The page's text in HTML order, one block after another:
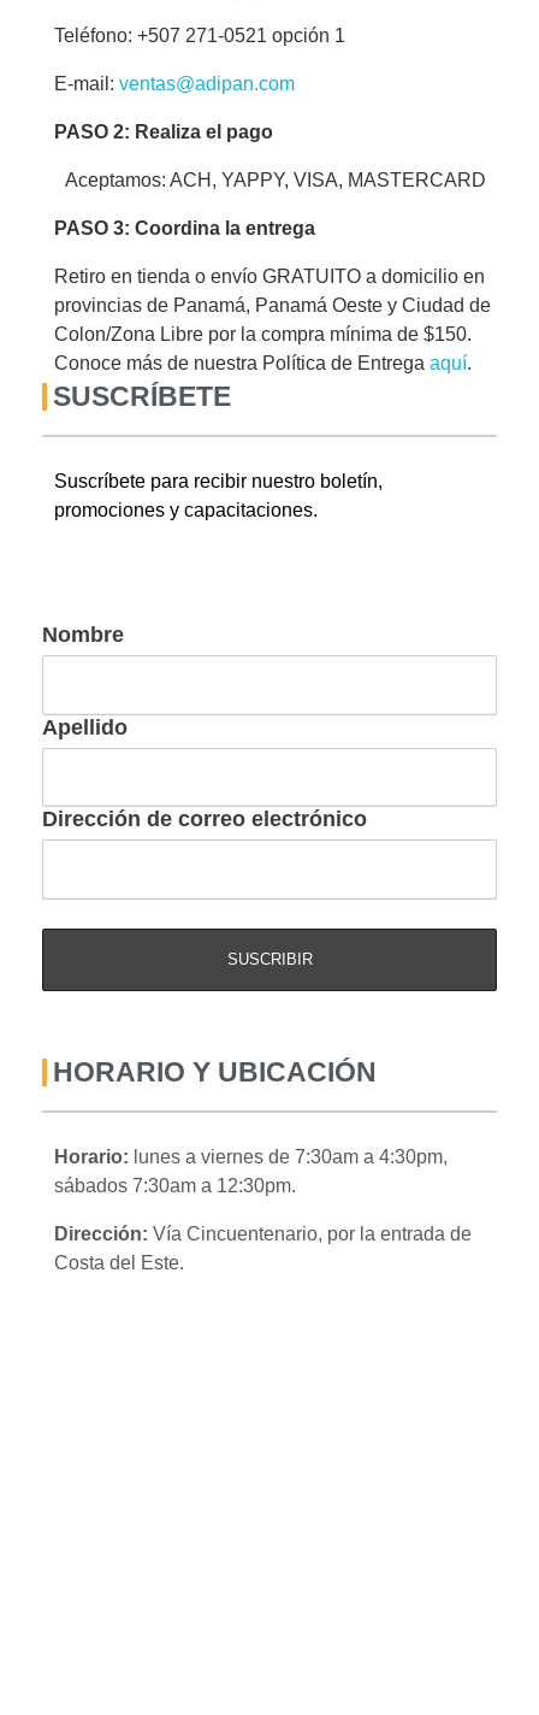
Teléfono: +507 271-0521 opción 1
E-mail: ventas@adipan.com
PASO 2: Realiza el pago
Aceptamos: ACH, YAPPY, VISA, MASTERCARD
PASO 3: Coordina la entrega
Retiro en tienda o envío GRATUITO a domicilio en
provincias de Panamá, Panamá Oeste y Ciudad de
Colon/Zona Libre por la compra mínima de $150.
Conoce más de nuestra Política de Entrega aquí.
SUSCRÍBETE
Suscríbete para recibir nuestro boletín,
promociones y capacitaciones.
Nombre
Apellido
Dirección de correo electrónico
HORARIO Y UBICACIÓN
Horario: lunes a viernes de 7:30am a 4:30pm,
sábados 7:30am a 12:30pm.
Dirección: Vía Cincuentenario, por la entrada de
Costa del Este.